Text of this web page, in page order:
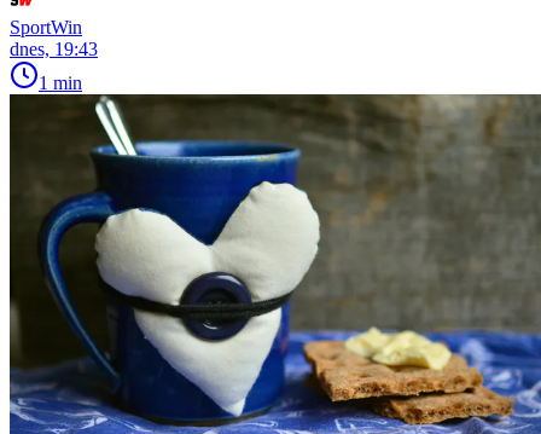
SportWin
dnes, 19:43
1 min